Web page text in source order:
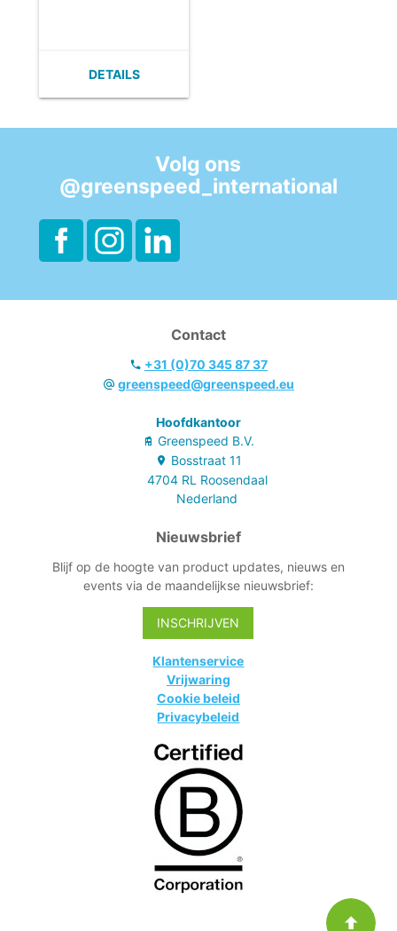
systeem
- Incl. aansluiting
voor bleekmiddel
DETAILS
Volg ons
@greenspeed_international
Contact
+31 (0)70 345 87 37
greenspeed@greenspeed.eu
Hoofdkantoor
Greenspeed B.V.
Bosstraat 11
4704 RL Roosendaal
Nederland
Nieuwsbrief
Blijf op de hoogte van product updates, nieuws en
events via de maandelijkse nieuwsbrief:
INSCHRIJVEN
Klantenservice
Vrijwaring
Cookie beleid
Privacybeleid